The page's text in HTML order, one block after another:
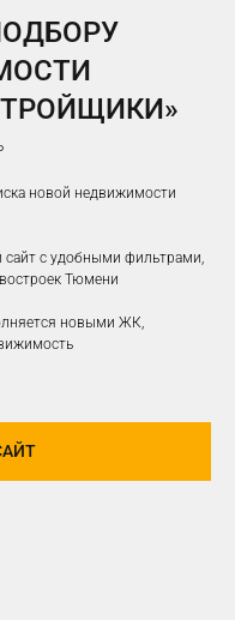
новой недвижимости
сайт с удобными фильтрами,
Тюмени
новыми ЖК,